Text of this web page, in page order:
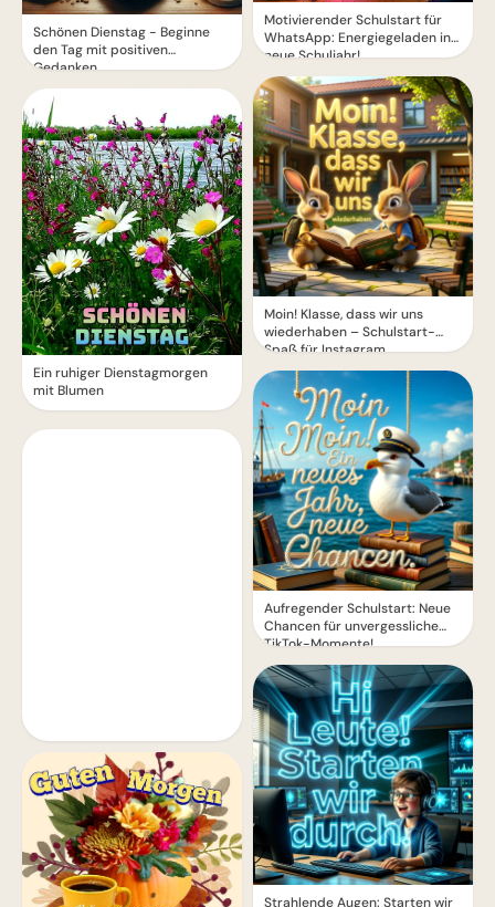
Schönen Dienstag - Beginne
den Tag mit positiven
Gedanken
Ein ruhiger Dienstagmorgen
mit Blumen
Motivierender Schulstart für
WhatsApp: Energiegeladen ins
neue Schuljahr!
Moin! Klasse, dass wir uns
wiederhaben – Schulstart-
Spaß für Instagram
Aufregender Schulstart: Neue
Chancen für unvergessliche
TikTok-Momente!
Strahlende Augen: Starten wir